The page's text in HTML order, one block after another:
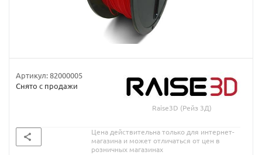
Артикул:82000005
Снято с продажи
Raise3D (Рейз 3Д)
Цена действительна только для интернет-
магазина и может отличаться от цен в
розничных магазинах